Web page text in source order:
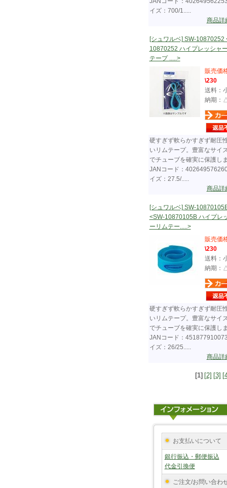
イズ：700/1.....
商品
[シュワルベ] SW-10870252
10870252 ハイプレッシャ
テープ .....>
販売価
\230
送料：
納期：
硬すぎず軟らかすぎず耐圧
いリムテープ。豊富なサイ
でチューブを確実に保護し
JANコード：
イズ：27.5/.....
商品
[シュワルベ] SW-
<SW-10870105B ハイプレ
ーリムテー.....>
販売価
\230
送料：
納期：
硬すぎず軟らかすぎず耐圧
いリムテープ。豊富なサイ
でチューブを確実に保護し
JANコード：
イズ：26/25.....
商品
[1] [2] [3]
お支払いについて
銀行振込・郵便振込
代金引換便
ご注文/お問い合わ